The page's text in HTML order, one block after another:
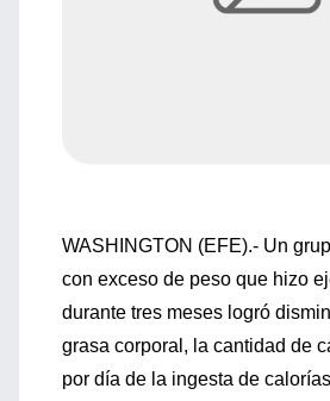
WASHINGTON (EFE).- Un
con exceso de peso que hizo
durante tres meses logró
grasa corporal, la cantidad de
por día de la ingesta de